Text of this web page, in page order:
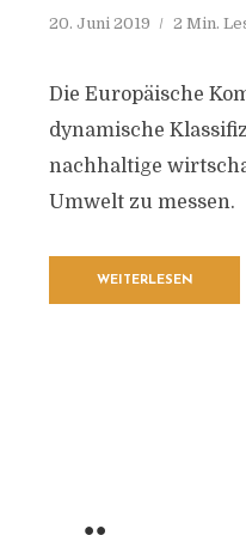
20. Juni 2019 2 Min.
Die Europäische
dynamische
nachhaltige
Umwelt zu messen.
WEITERLESEN